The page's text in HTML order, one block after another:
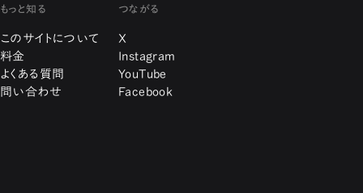
もっと知る
このサイトについて
料金
よくある質問
問い合わせ
つながる
X
Instagram
YouTube
Facebook